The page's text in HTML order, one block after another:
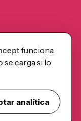
funciona
se carga si lo
analítica